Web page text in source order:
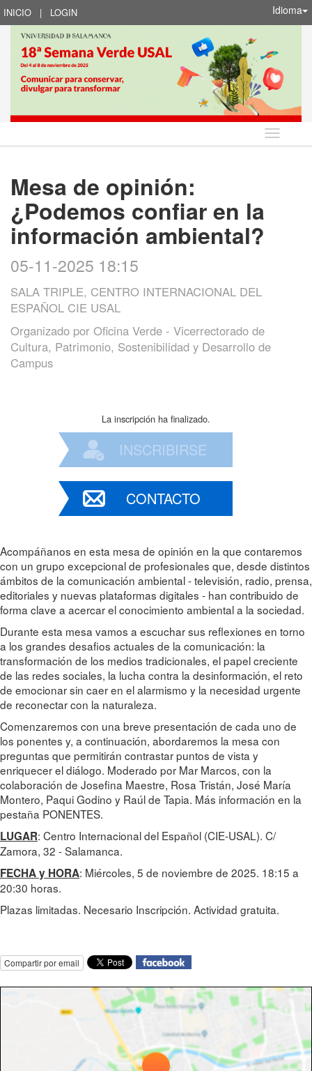
INICIO | LOGIN Idioma
Idioma
Mesa de opinión:
¿Podemos confiar en la
información ambiental?
05-11-2025 18:15
SALA TRIPLE, CENTRO INTERNACIONAL DEL
ESPAÑOL CIE USAL
Organizado por Oficina Verde - Vicerrectorado de
Cultura, Patrimonio, Sostenibilidad y Desarrollo de
Campus
La inscripción ha finalizado.
INSCRIBIRSE
CONTACTO
Acompáñanos en esta mesa de opinión en la que contaremos
con un grupo excepcional de profesionales que, desde distintos
ámbitos de la comunicación ambiental - televisión, radio, prensa,
editoriales y nuevas plataformas digitales - han contribuido de
forma clave a acercar el conocimiento ambiental a la sociedad.
Durante esta mesa vamos a escuchar sus reflexiones en torno
a los grandes desafios actuales de la comunicación: la
transformación de los medios tradicionales, el papel creciente
de las redes sociales, la lucha contra la desinformación, el reto
de emocionar sin caer en el alarmismo y la necesidad urgente
de reconectar con la naturaleza.
Comenzaremos con una breve presentación de cada uno de
los ponentes y, a continuación, abordaremos la mesa con
preguntas que permitirán contrastar puntos de vista y
enriquecer el diálogo. Moderado por Mar Marcos, con la
colaboración de Josefina Maestre, Rosa Tristán, José María
Montero, Paqui Godino y Raúl de Tapia. Más información en la
pestaña PONENTES.
LUGAR: Centro Internacional del Español (CIE-USAL). C/
Zamora, 32 - Salamanca.
FECHA y HORA: Miércoles, 5 de noviembre de 2025. 18:15 a
20:30 horas.
Plazas limitadas. Necesario Inscripción. Actividad gratuita.
Compartir por email